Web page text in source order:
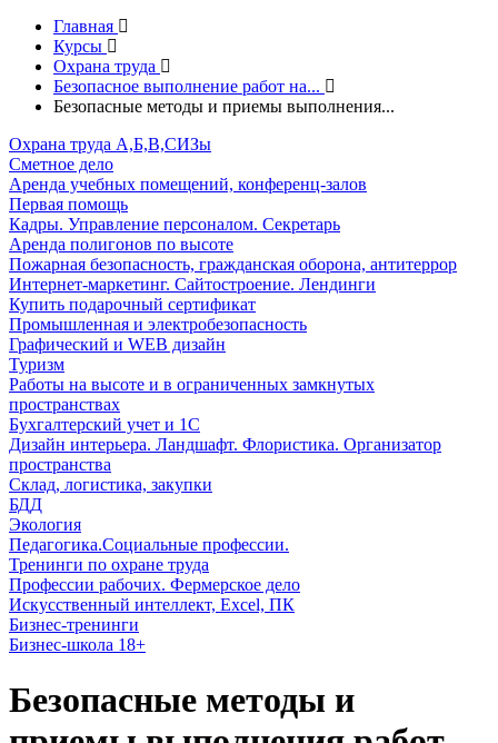
Главная
Курсы
Охрана труда
Безопасное выполнение работ на...
Безопасные методы и приемы выполнения...
Охрана труда А,Б,В,СИЗы
Сметное дело
Аренда учебных помещений, конференц-залов
Первая помощь
Кадры. Управление персоналом. Секретарь
Аренда полигонов по высоте
Пожарная безопасность, гражданская оборона, антитеррор
Интернет-маркетинг. Сайтостроение. Лендинги
Купить подарочный сертификат
Промышленная и электробезопасность
Графический и WEB дизайн
Туризм
Работы на высоте и в ограниченных замкнутых
пространствах
Бухгалтерский учет и 1С
Дизайн интерьера. Ландшафт. Флористика. Организатор
пространства
Склад, логистика, закупки
БДД
Экология
Педагогика.Социальные профессии.
Тренинги по охране труда
Профессии рабочих. Фермерское дело
Искусственный интеллект, Excel, ПК
Бизнес-тренинги
Бизнес-школа 18+
Безопасные методы и